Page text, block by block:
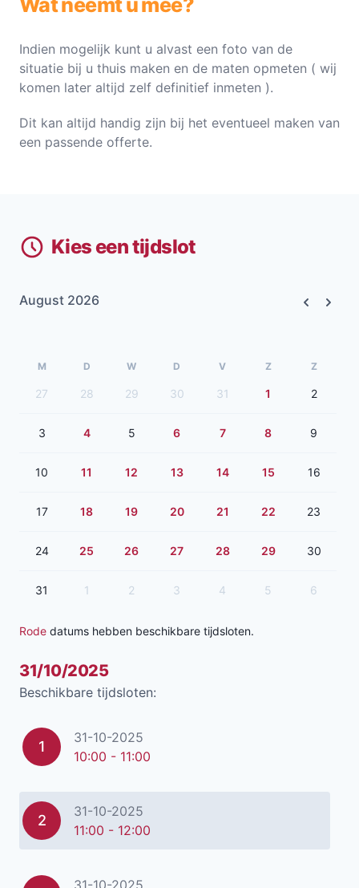
Indien mogelijk kunt u alvast een foto van de
situatie bij u thuis maken en de maten opmeten ( wij
komen later altijd zelf definitief inmeten ).
Dit kan altijd handig zijn bij het eventueel maken van
een passende offerte.
Kies een tijdslot
August 2026
M D W D V Z Z
27 28 29 30 31 1 2
3 4 5 6 7 8 9
10 11 12 13 14 15 16
17 18 19 20 21 22 23
24 25 26 27 28 29 30
31 1 2 3 4 5 6
Rode datums hebben beschikbare tijdsloten.
31/10/2025
Beschikbare tijdsloten:
1
31-10-2025
10:00 - 11:00
2
31-10-2025
11:00 - 12:00
31-10-2025